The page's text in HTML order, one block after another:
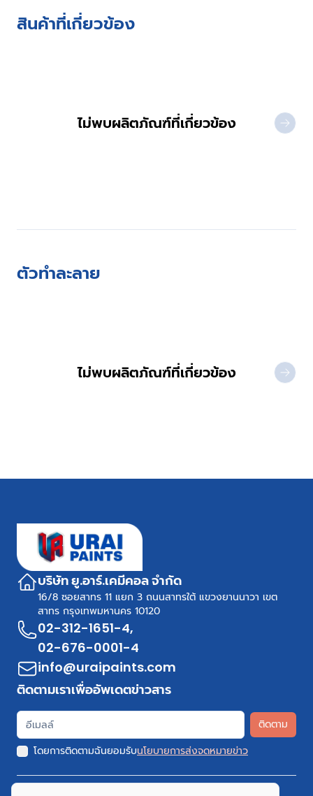
สินค้าที่เกี่ยวข้อง
ไม่พบผลิตภัณฑ์ที่เกี่ยวข้อง NEXT
ตัวทำละลาย
ไม่พบผลิตภัณฑ์ที่เกี่ยวข้อง NEXT
บริษัท ยู.อาร์.เคมีคอล จำกัด
16/8 ซอยสาทร 11 แยก 3 ถนนสาทรใต้ แขวงยานนาวา เขต
สาทร กรุงเทพมหานคร 10120
02-312-1651-4,
02-676-0001-4
info@uraipaints.com
ติดตามเราเพื่ออัพเดตข่าวสาร
ติดตาม
โดยการติดตามฉันยอมรับนโยบายการส่งจดหมายข่าว